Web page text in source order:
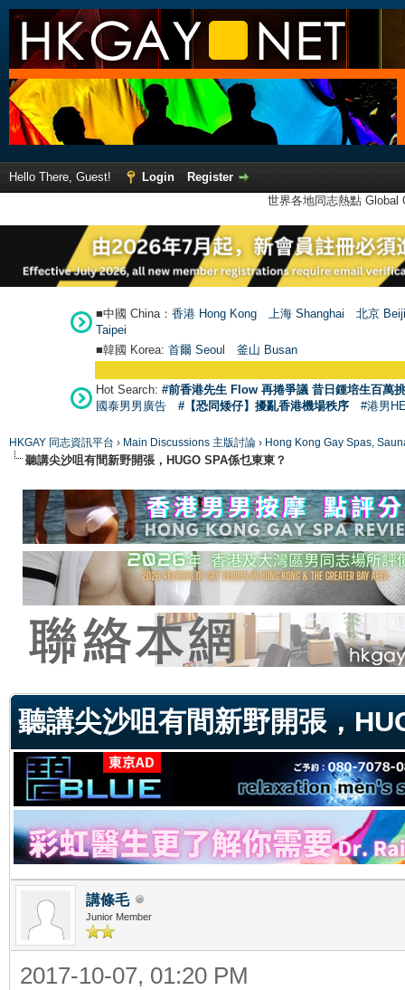
Hello There, Guest! Login
Register
世界各地同志熱點
■中國 China： 香港 Hong Kong 上海 Shanghai
北京
Taipei
■韓國 Korea: 首爾 Seoul 釜山 Busan
Hot Search: #前香港先生 Flow 再捲爭議 昔日鍾培生百萬
國泰男男廣告
#【恐同矮仔】擾亂香港機場秩序 #港男
HKGAY 同志資訊平台 › Main Discussions 主版討論 › Hong Kong Gay Spas,
聽講尖沙咀有間新野開張，HUGO SPA係乜東東？
聽講尖沙咀有間新野開張，
講條毛
Junior Member
2017-10-07, 01:20 PM